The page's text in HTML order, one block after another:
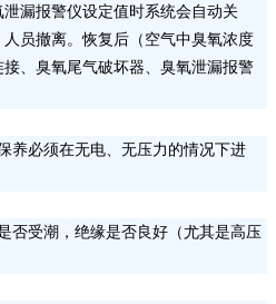
漏报警仪设定值时系统会自动关
员撤离。恢复后（空气中臭氧浓度
、臭氧尾气破坏器、臭氧泄漏报警
养必须在无电、无压力的情况下进
否受潮，绝缘是否良好（尤其是高压